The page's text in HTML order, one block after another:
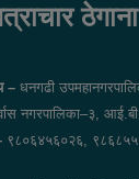
ठेगाना
–धनगढी
नगरपालिका–३,
९८०६४५६०२६,